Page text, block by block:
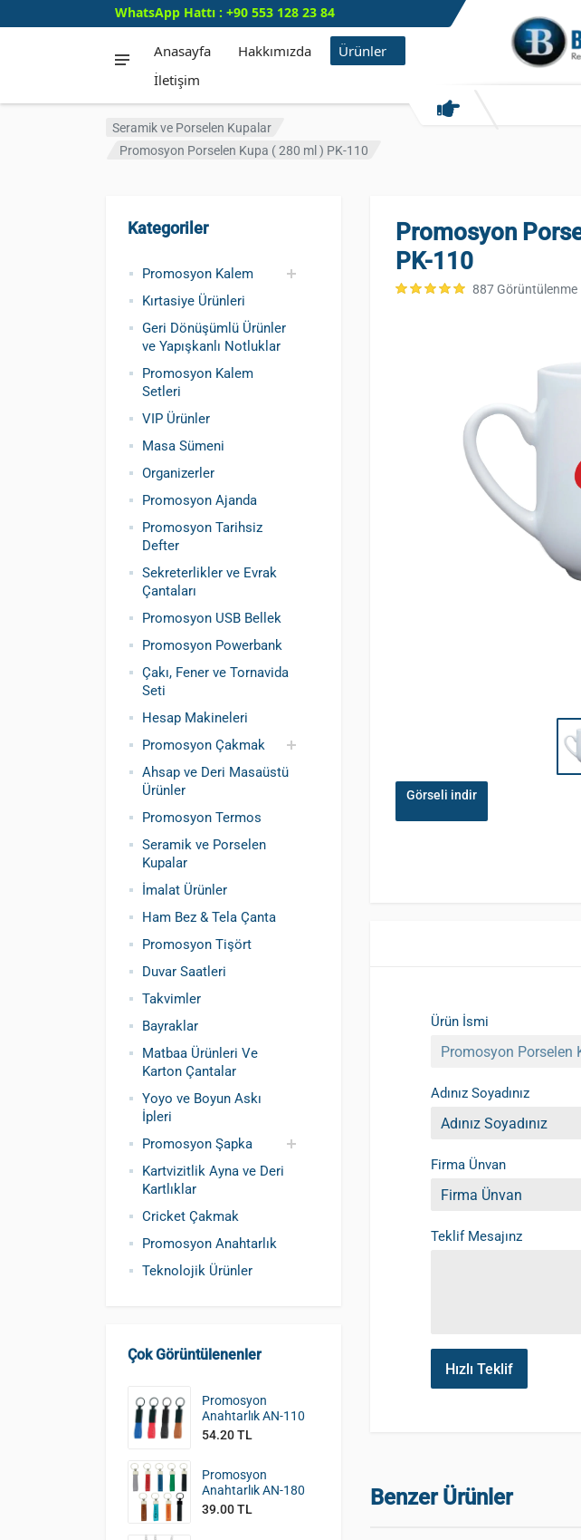
WhatsApp Hattı : +90 553 128 23 84
Anasayfa Hakkımızda
Ürünler
İletişim
Seramik ve Porselen Kupalar
Promosyon Porselen Kupa ( 280 ml ) PK-110
Kategoriler
Promosyon Kalem
Promosyon Metal
Kalem
Promosyon Roller
Kalem
Promosyon
Dokunmatik Kalem
Promosyon Plastik
Kalem
Geri Dönüşümlü ve
Tohumlu Kalemler
Promosyon
Fosforlu Kalem
Kursun Kalemler
Kırtasiye Ürünleri
Geri Dönüşümlü Ürünler
ve Yapışkanlı Notluklar
Promosyon Kalem
Setleri
VIP Ürünler
Masa Sümeni
Organizerler
Promosyon Ajanda
Promosyon Tarihsiz
Defter
Sekreterlikler ve Evrak
Çantaları
Promosyon USB Bellek
Promosyon Powerbank
Çakı, Fener ve Tornavida
Seti
Hesap Makineleri
Promosyon Çakmak
Siboplu Çakmak
Manyetolu Çakmak
Ahsap ve Deri Masaüstü
Ürünler
Promosyon Termos
Seramik ve Porselen
Kupalar
İmalat Ürünler
Ham Bez & Tela Çanta
Promosyon Tişört
Duvar Saatleri
Takvimler
Bayraklar
Matbaa Ürünleri Ve
Karton Çantalar
Yoyo ve Boyun Askı
İpleri
Promosyon Şapka
Pamuklu Şapka
Polyester Şapka
Baskılı Şapka
Toptan
Kartvizitlik Ayna ve Deri
Kartlıklar
Cricket Çakmak
Promosyon Anahtarlık
Teknolojik Ürünler
Çok Görüntülenenler
Promosyon
Anahtarlık AN-110
54.20 TL
Promosyon
Anahtarlık AN-180
39.00 TL
Görseli indir
Promosyon
PK-110
887 Görüntülenme
Ürün İsmi
Adınız Soyadınız
Firma Ünvan
Teklif Mesajınz
Hızlı Teklif
Benzer Ürünler